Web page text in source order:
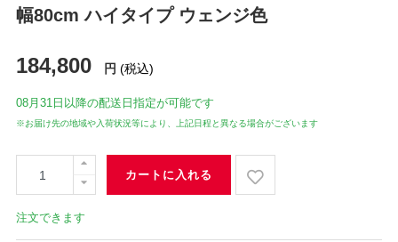
幅80cm ハイタイプ ウェンジ色
184,800 円 (税込)
08月31日 以降の配送日指定が可能です
※お届け先の地域や入荷状況等により、上記日程と異なる場合がございます
カートに入れる
注文できます